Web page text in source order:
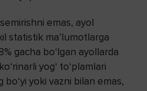
emas, ayol
statistik ma’lumotlarga
gacha bo‘lgan ayollarda
yog‘ to‘plamlari
yoki vazni bilan emas,